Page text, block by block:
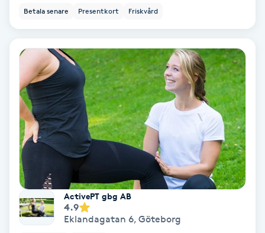
PRX-T33
Psoriasis
Radiofrekvens
Rakning
Reflexologi
Betala senare Presentkort Friskvård
ActivePT gbg AB
4.9
Eklandagatan 6, Göteborg